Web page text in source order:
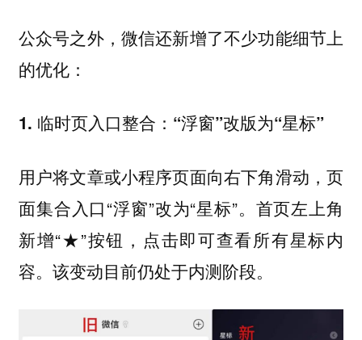
公众号之外，微信还新增了不少功能细节上
的优化：
1. 临时页入口整合：“浮窗”改版为“星标”
用户将文章或小程序页面向右下角滑动，页
面集合入口“浮窗”改为“星标”。首页左上角
新增“★”按钮，点击即可查看所有星标内
容。该变动目前仍处于内测阶段。